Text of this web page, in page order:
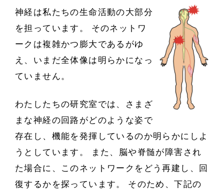
神経は私たちの生命活動の大部分
を担っています。 そのネットワ
ークは複雑かつ膨大であるがゆ
え、いまだ全体像は明らかになっ
ていません。
わたしたちの研究室では、さまざ
まな神経の回路がどのような姿で
存在し、機能を発揮しているのか明らかにしよ
うとしています。 また、脳や脊髄が障害され
た場合に、このネットワークをどう再建し、回
復するかを探っています。 そのため、下記の